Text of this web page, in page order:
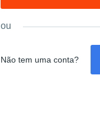
ou
Não tem uma conta?